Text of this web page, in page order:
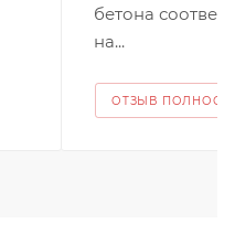
бетона
на...
ОТЗЫВ